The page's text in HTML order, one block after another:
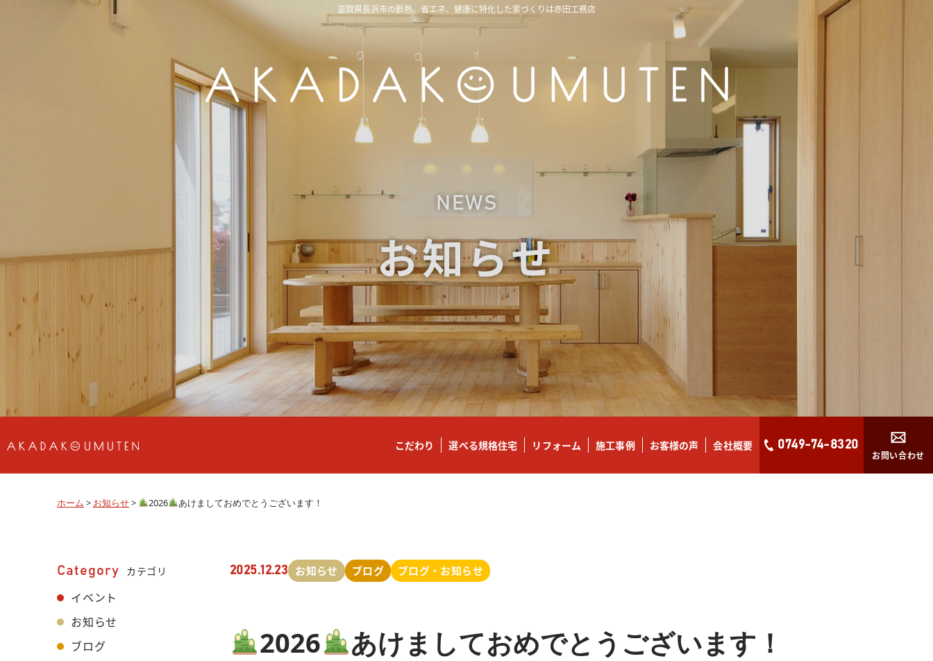
滋賀県長浜市の断熱、省エネ、健康に特化した家づくりは赤田工務店
こだわり 選べる規格住宅 リフォーム 施工事例 お客様の声 会社概要 0749-74-8320
お問い合わせ
NEWS
お知らせ
ホーム > お知らせ> 2026 あけましておめでとうございます！
Category カテゴリ
イベント
お知らせ
ブログ
2025.12.23 お知らせ ブログ ブログ・お知らせ
2026 あけましておめでとうございます！